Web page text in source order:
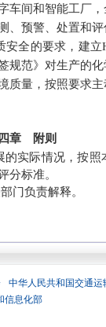
车间和智能工厂
、预警、处置和
安全的要求，建立
规范》对生产的
质量，按照要求
章 附则
实际情况，按
分标准。
门负责解释。
中华人民共和国交通运
信息化部